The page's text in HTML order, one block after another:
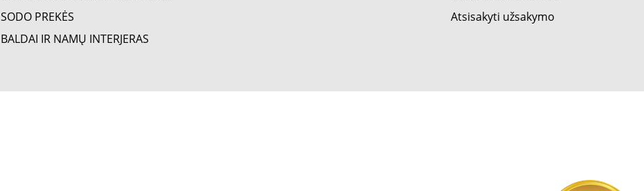
SODO PREKĖS
BALDAI IR NAMŲ INTERJERAS
Atsisakyti užsakymo